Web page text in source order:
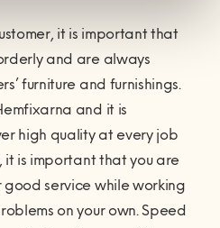
it is important that
and are always
furniture and furnishings.
and it is
high quality at every job
it is important that you are
service while working
on your own. Speed